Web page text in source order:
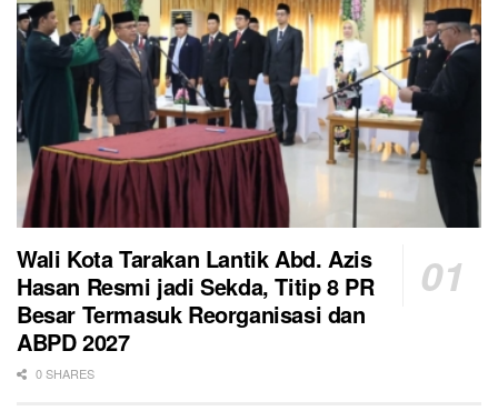
Wali Kota Tarakan Lantik Abd. Azis
Hasan Resmi jadi Sekda, Titip 8 PR
Besar Termasuk Reorganisasi dan
ABPD 2027
0 SHARES